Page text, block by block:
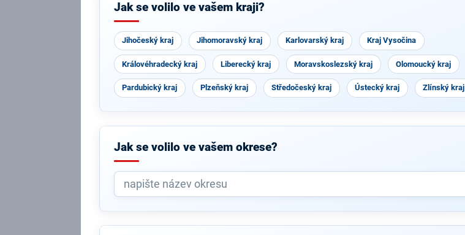
Jak se volilo ve vašem kraji?
Jihočeský kraj Jihomoravský kraj Karlovarský kraj Kraj Vysočina
Královéhradecký kraj Liberecký kraj Moravskoslezský kraj Olomoucký kraj
Pardubický kraj Plzeňský kraj Středočeský kraj Ústecký kraj Zlínský kraj
Jak se volilo ve vašem okrese?